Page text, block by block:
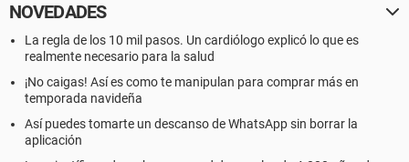
NOVEDADES
La regla de los 10 mil pasos. Un cardiólogo explicó lo que es
realmente necesario para la salud
¡No caigas! Así es como te manipulan para comprar más en
temporada navideña
Así puedes tomarte un descanso de WhatsApp sin borrar la
aplicación